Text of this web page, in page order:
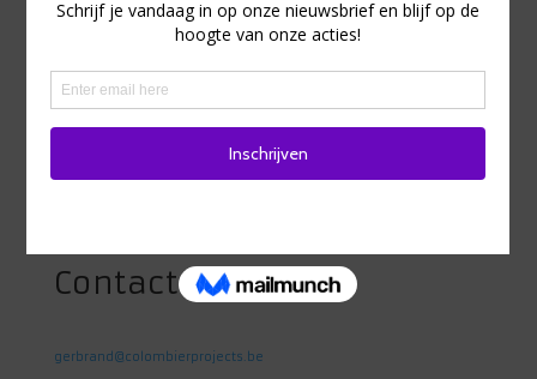
Adres
Heidestraat 98
Contact
gerbrand@colombierprojects.be